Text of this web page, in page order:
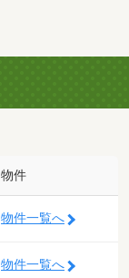
物件
物件一覧へ
物件一覧へ